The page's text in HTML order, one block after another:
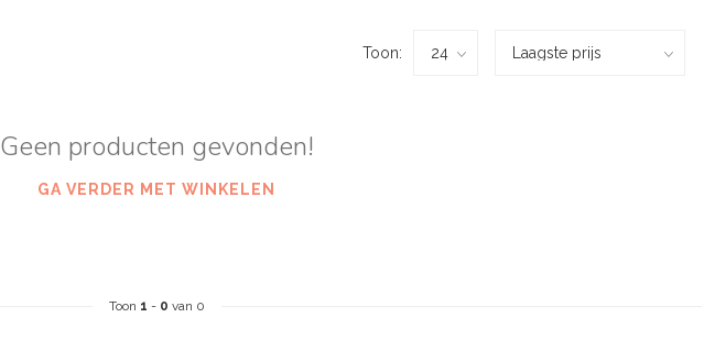
Toon:
Geen producten gevonden!
GA VERDER MET WINKELEN
Toon 1 - 0 van 0